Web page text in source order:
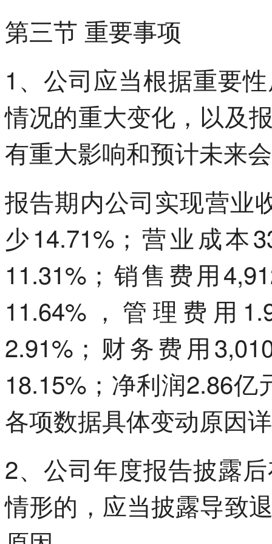
第三节 重要事项
1、公司应当根据重要
情况的重大变化，以及
有重大影响和预计未来
报告期内公司实现营业
少14.71%；营业成本
11.31%；销售费用
11.64%，管理费用
2.91%；财务费用
18.15%；净利润2.86
各项数据具体变动原因
2、公司年度报告披露
情形的，应当披露导致